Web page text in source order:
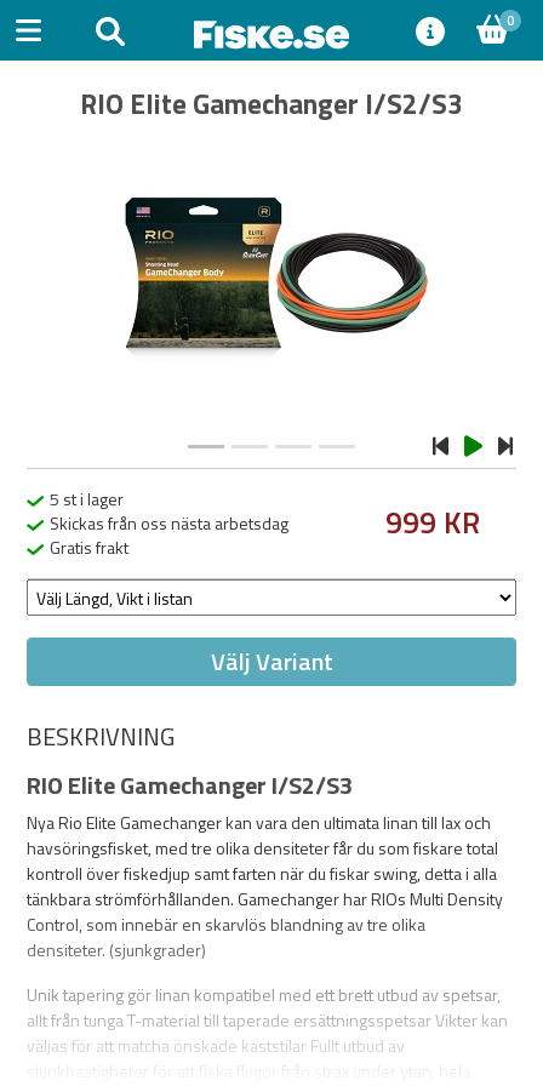
0
RIO Elite Gamechanger I/S2/S3
5 st i lager
Skickas från oss nästa arbetsdag
Gratis frakt
999 KR
Välj Variant
BESKRIVNING
RIO Elite Gamechanger I/S2/S3
Nya Rio Elite Gamechanger kan vara den ultimata linan till lax och
havsöringsfisket, med tre olika densiteter får du som fiskare total
kontroll över fiskedjup samt farten när du fiskar swing, detta i alla
tänkbara strömförhållanden. Gamechanger har RIOs Multi Density
Control, som innebär en skarvlös blandning av tre olika
densiteter. (sjunkgrader)
Unik tapering gör linan kompatibel med ett brett utbud av spetsar,
allt från tunga T-material till taperade ersättningsspetsar Vikter kan
väljas för att matcha önskade kaststilar Fullt utbud av